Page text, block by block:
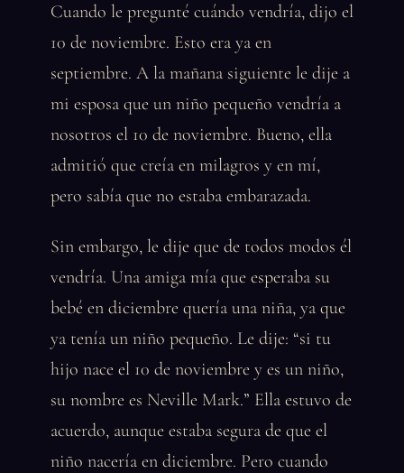
Cuando le pregunté cuándo vendría, dijo el
10 de noviembre. Esto era ya en
septiembre. A la mañana siguiente le dije a
mi esposa que un niño pequeño vendría a
nosotros el 10 de noviembre. Bueno, ella
admitió que creía en milagros y en mí,
pero sabía que no estaba embarazada.
Sin embargo, le dije que de todos modos él
vendría. Una amiga mía que esperaba su
bebé en diciembre quería una niña, ya que
ya tenía un niño pequeño. Le dije: “si tu
hijo nace el 10 de noviembre y es un niño,
su nombre es Neville Mark.” Ella estuvo de
acuerdo, aunque estaba segura de que el
niño nacería en diciembre. Pero cuando